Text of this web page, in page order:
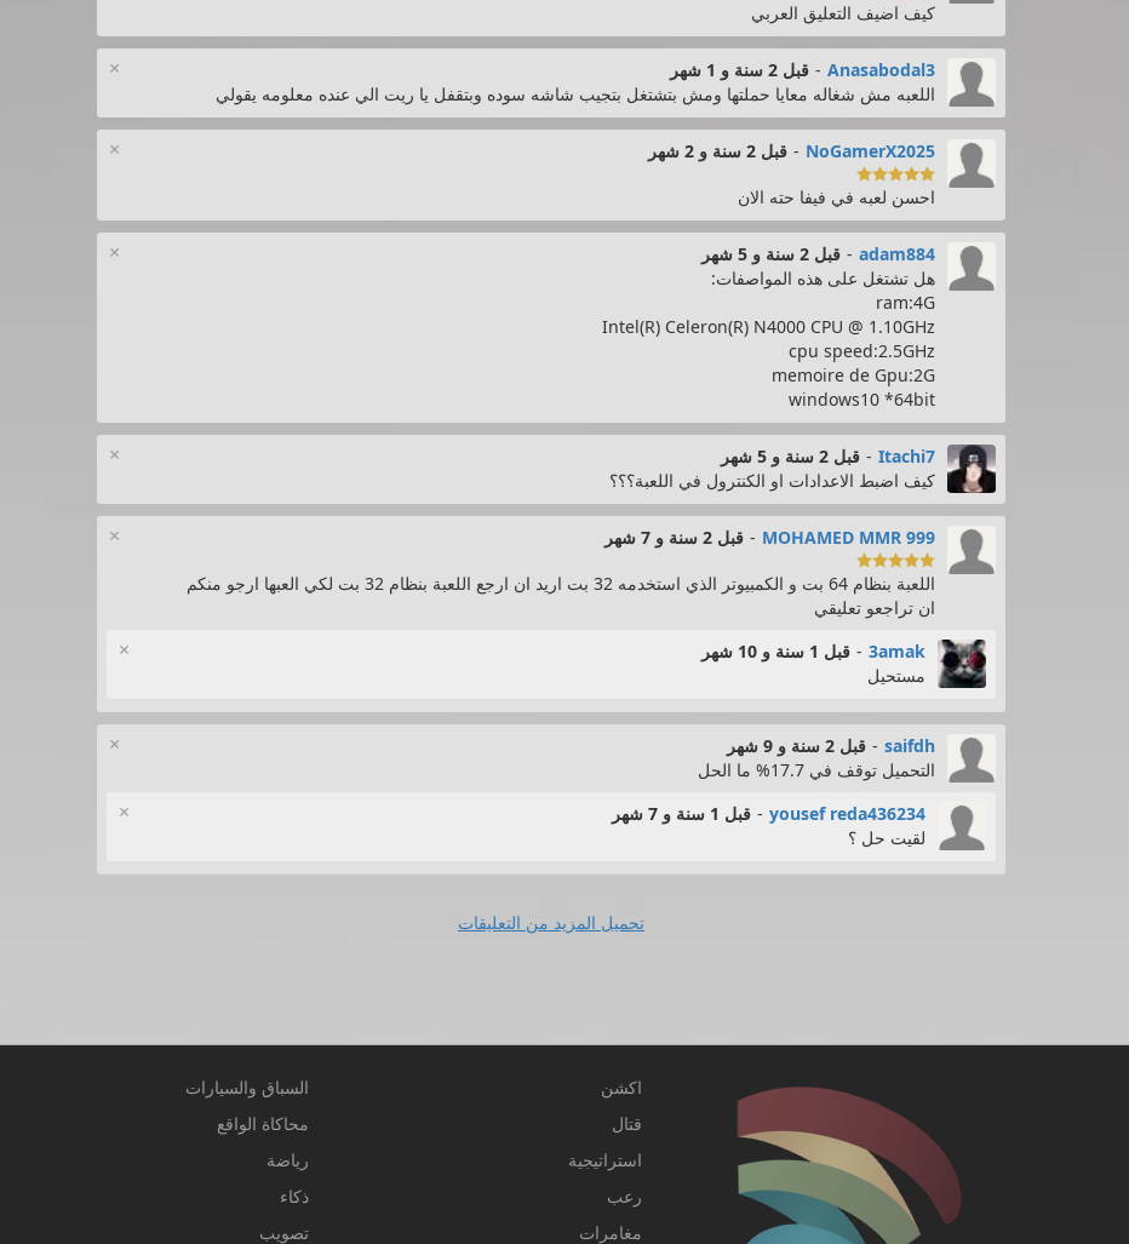
كيف اضيف التعليق العربي
× Anasabodal3
- قبل 2 سنة و 1 شهر
اللعبه مش شغاله معايا حملتها ومش بتشتغل بتجيب شاشه سوده وبتقفل يا ريت الي عنده معلومه يقولي
× NoGamerX2025
- قبل 2 سنة و 2 شهر

احسن لعبه في فيفا حته الان
× adam884
- قبل 2 سنة و 5 شهر
هل تشتغل على هذه المواصفات:
ram:4G
Intel(R) Celeron(R) N4000 CPU @ 1.10GHz
cpu speed:2.5GHz
memoire de Gpu:2G
windows10 *64bit
× Itachi7
- قبل 2 سنة و 5 شهر
كيف اضبط الاعدادات او الكنترول في اللعبة؟؟؟
× MOHAMED MMR 999
- قبل 2 سنة و 7 شهر

اللعبة بنظام 64 بت و الكمبيوتر الذي استخدمه 32 بت اريد ان ارجع اللعبة بنظام 32 بت لكي العبها ارجو منكم
ان تراجعو تعليقي
× 3amak
- قبل 1 سنة و 10 شهر
مستحيل
× saifdh
- قبل 2 سنة و 9 شهر
التحميل توقف في 17.7% ما الحل
× yousef reda436234
- قبل 1 سنة و 7 شهر
لقيت حل ؟
تحميل المزيد من التعليقات
اكشن
قتال
استراتيجية
رعب
مغامرات
السباق والسيارات
محاكاة الواقع
رياضة
ذكاء
تصويب